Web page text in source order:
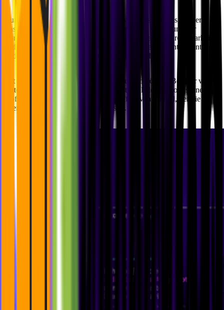
Durch schnelle Iterationen und Anpassung des Funnels auf der
Basis von Userdaten haben wir eine
deutliche Steigerung der
Conversionserreicht. Die Landingpage überzeugte durch Klarheit
und einfache Nutzerführung, was den Mehrwert des intelligenten
Ladens außerhalb der Stoßzeiten deutlich macht.
Mit Octopus Go
können Besitzer von E-
Autos in Deutschland jetzt kostengünstiger laden. Octopus Energy
profitiert von einem optimierten und effektiven Funnel, der die
Interaktion mit den Kunden verbessert.